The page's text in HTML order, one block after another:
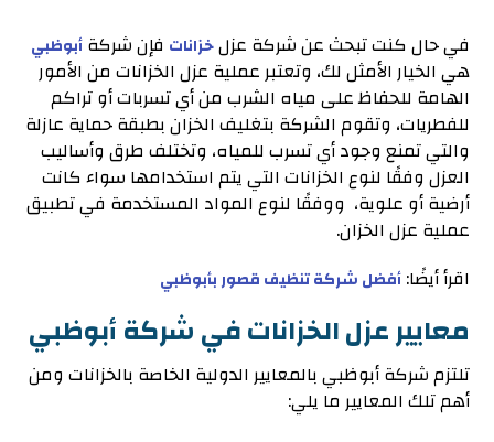
في حال كنت تبحث عن شركة عزلخزانات فإن شركةأبوظبي
هي الخيار الأمثل لك، وتعتبر عملية عزل الخزانات من الأمور
الهامة للحفاظ على مياه الشرب من أي تسربات أو تراكم
للفطريات، وتقوم الشركة بتغليف الخزان بطبقة حماية عازلة
والتي تمنع وجود أي تسرب للمياه، وتختلف طرق وأساليب
العزل وفقًا لنوع الخزانات التي يتم استخدامها سواء كانت
أرضية أو علوية، ووفقًا لنوع المواد المستخدمة في تطبيق
عملية عزل الخزان.
اقرأ أيضًا:أفضل شركة تنظيف قصور بأبوظبي
معايير عزل الخزانات في شركة أبوظبي
تلتزم شركة أبوظبي بالمعايير الدولية الخاصة بالخزانات ومن
أهم تلك المعايير ما يلي: